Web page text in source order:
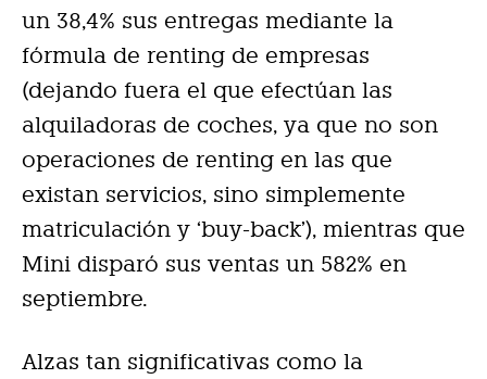
un 38,4% sus entregas mediante la
fórmula de renting de empresas
(dejando fuera el que efectúan las
alquiladoras de coches, ya que no son
operaciones de renting en las que
existan servicios, sino simplemente
matriculación y ‘buy-back’), mientras que
Mini disparó sus ventas un 582% en
septiembre.
Alzas tan significativas como la